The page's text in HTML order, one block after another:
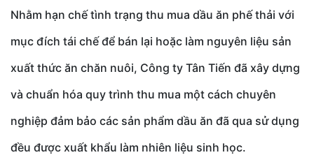
Nhằm hạn chế tình trạng thu mua dầu ăn phế thải với
mục đích tái chế để bán lại hoặc làm nguyên liệu sản
xuất thức ăn chăn nuôi, Công ty Tân Tiến đã xây dựng
và chuẩn hóa quy trình thu mua một cách chuyên
nghiệp đảm bảo các sản phẩm dầu ăn đã qua sử dụng
đều được xuất khẩu làm nhiên liệu sinh học.